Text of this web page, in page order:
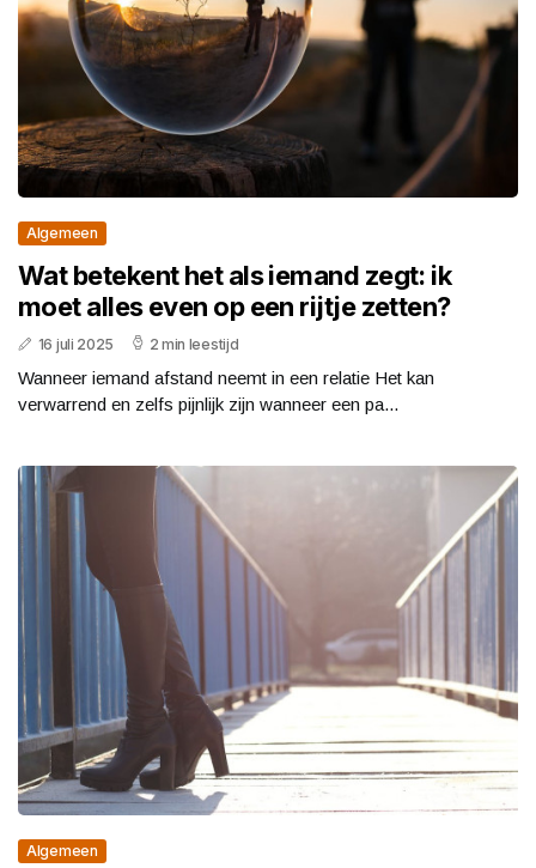
Algemeen
Wat betekent het als iemand zegt: ik
moet alles even op een rijtje zetten?
16 juli 2025 2 min leestijd
Wanneer iemand afstand neemt in een relatie Het kan
verwarrend en zelfs pijnlijk zijn wanneer een pa...
Algemeen